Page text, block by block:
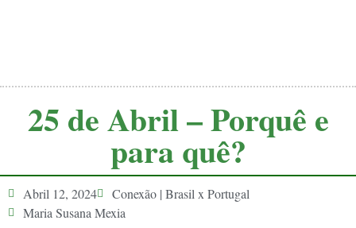
25 de Abril – Porquê e
para quê?
Abril 12, 2024
Conexão | Brasil x Portugal
Maria Susana Mexia